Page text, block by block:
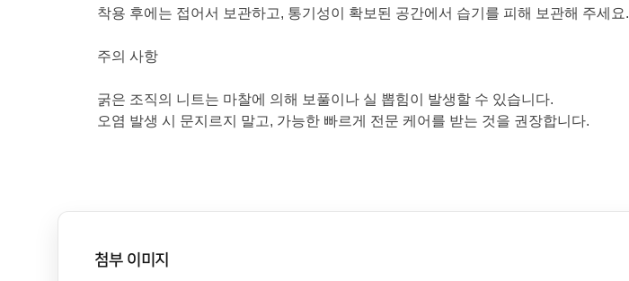
착용 후에는 접어서 보관하고, 통기성이 확보된 공간에서 습기를 피해 보관해 주세요.
주의 사항
굵은 조직의 니트는 마찰에 의해 보풀이나 실 뽑힘이 발생할 수 있습니다.
오염 발생 시 문지르지 말고, 가능한 빠르게 전문 케어를 받는 것을 권장합니다.
첨부 이미지